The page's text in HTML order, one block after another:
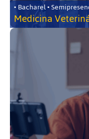
• Bacharel •
Medicina